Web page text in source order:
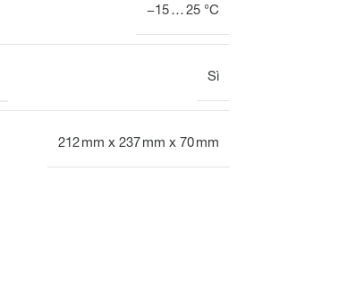
−15 … 25 °C
Sì
212 mm x 237 mm x 70 mm